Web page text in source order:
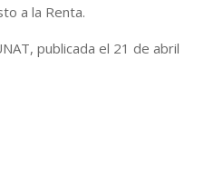
a la Renta.
publicada el 21 de abril